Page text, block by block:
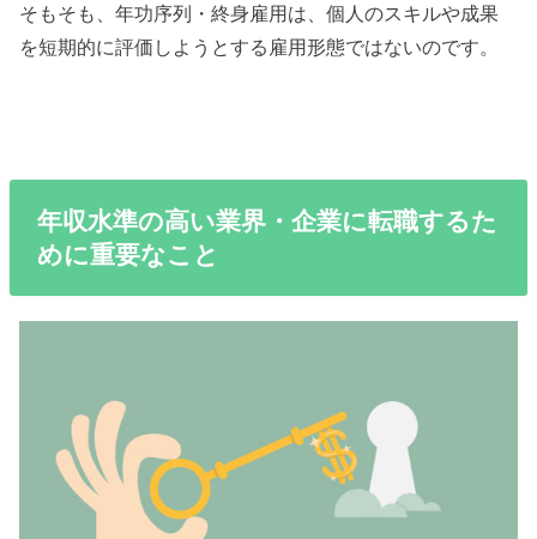
そもそも、年功序列・終身雇用は、個人のスキルや成果
を短期的に評価しようとする雇用形態ではないのです。
年収水準の高い業界・企業に転職するた
めに重要なこと